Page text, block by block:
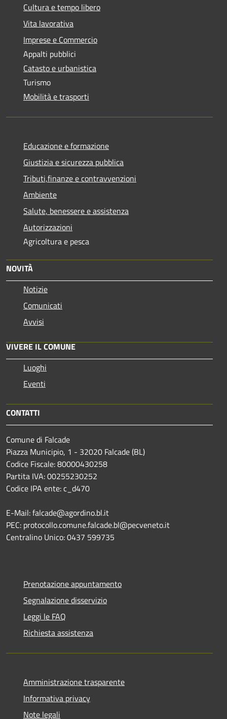
Cultura e tempo libero
Vita lavorativa
Imprese e Commercio
Appalti pubblici
Catasto e urbanistica
Turismo
Mobilità e trasporti
Educazione e formazione
Giustizia e sicurezza pubblica
Tributi,finanze e contravvenzioni
Ambiente
Salute, benessere e assistenza
Autorizzazioni
Agricoltura e pesca
NOVITÀ
Notizie
Comunicati
Avvisi
VIVERE IL COMUNE
Luoghi
Eventi
CONTATTI
Comune di Falcade
Piazza Municipio, 1 - 32020 Falcade (BL)
Codice Fiscale: 80000430258
Partita IVA: 00255230252
Codice IPA ente: c_d470
E-Mail: falcade@agordino.bl.it
PEC: protocollo.comune.falcade.bl@pecveneto.it
Centralino Unico: 0437 599735
Prenotazione appuntamento
Segnalazione disservizio
Leggi le FAQ
Richiesta assistenza
Amministrazione trasparente
Informativa privacy
Note legali